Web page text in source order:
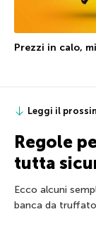
Prezzi in calo,
Leggi il
Regole
tutta
Ecco alcuni
banca da